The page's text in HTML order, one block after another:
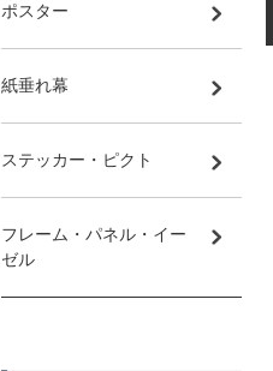
ポスター
紙垂れ幕
ステッカー・ピクト
フレーム・パネル・イー
ゼル